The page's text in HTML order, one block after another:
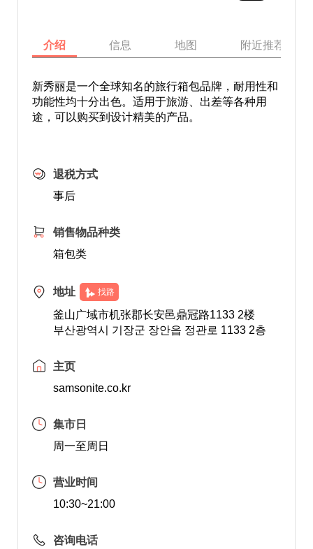
介绍 信息 地图 附近推荐景点
新秀丽是一个全球知名的旅行箱包品牌，耐用性和
功能性均十分出色。适用于旅游、出差等各种用
途，可以购买到设计精美的产品。
退税方式
事后
销售物品种类
箱包类
地址 找路
釜山广域市机张郡长安邑鼎冠路1133 2楼
부산광역시 기장군 장안읍 정관로 1133 2층
主页
samsonite.co.kr
集市日
周一至周日
营业时间
10:30~21:00
咨询电话